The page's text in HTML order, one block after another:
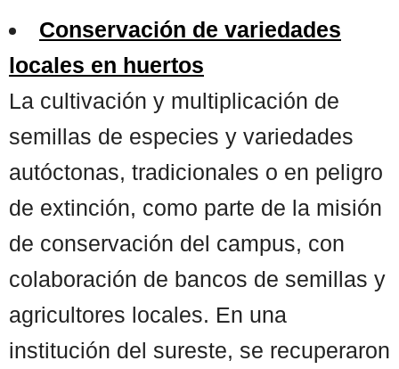
Conservación de variedades
locales en huertos
La cultivación y multiplicación de
semillas de especies y variedades
autóctonas, tradicionales o en peligro
de extinción, como parte de la misión
de conservación del campus, con
colaboración de bancos de semillas y
agricultores locales. En una
institución del sureste, se recuperaron